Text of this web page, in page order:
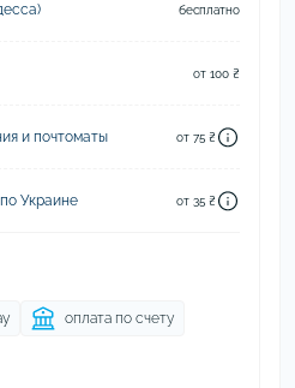
бесплатно
от 100 ₴
и почтоматы от 75 ₴
Украине от 35 ₴
оплата по счету